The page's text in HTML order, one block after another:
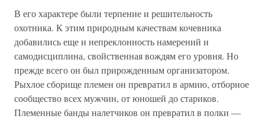
В его характере были терпение и решительность
охотника. К этим природным качествам кочевника
добавились еще и непреклонность намерений и
самодисциплина, свойственная вождям его уровня. Но
прежде всего он был прирожденным организатором.
Рыхлое сборище племен он превратил в армию, отборное
сообщество всех мужчин, от юношей до стариков.
Племенные банды налетчиков он превратил в полки —